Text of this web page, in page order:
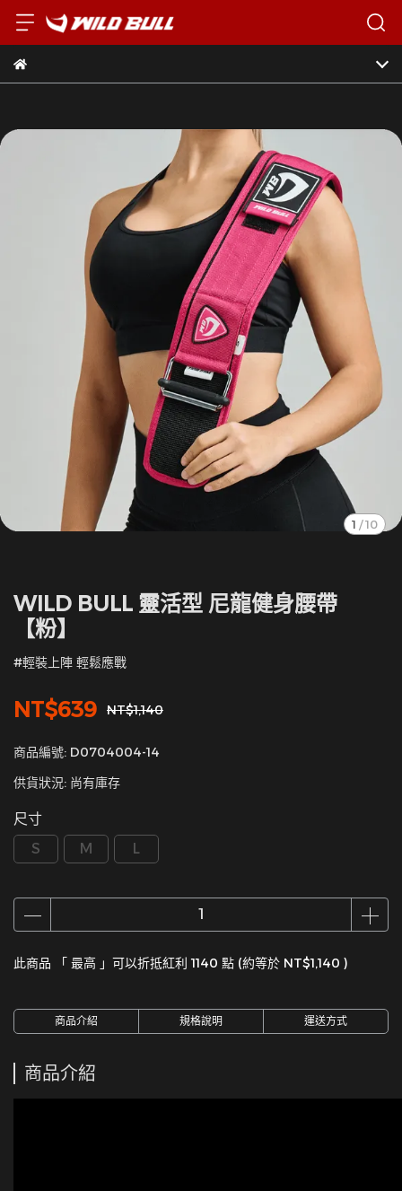
1 /10
WILD BULL 靈活型 尼龍健身腰帶
【粉】
#輕裝上陣 輕鬆應戰
NT$639 NT$1,140
商品編號: D0704004-14
供貨狀況: 尚有庫存
尺寸
S
M L
此商品 「 最高 」可以折抵紅利1140 點 (約等於 NT$1,140 )
商品介紹 規格說明 運送方式
商品介紹